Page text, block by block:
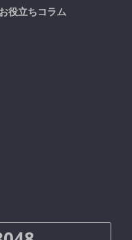
お役立ちコラム